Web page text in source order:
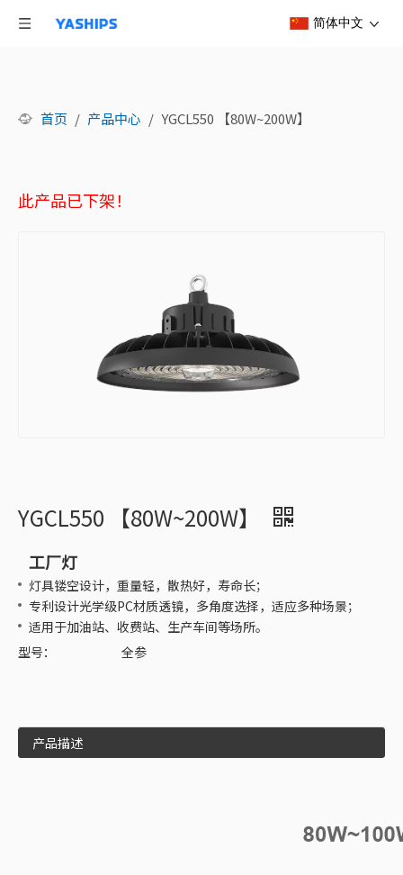
简体中文
首页 / 产品中心 / YGCL550 【80W~200W】
此产品已下架！
YGCL550 【80W~200W】
工厂灯
灯具镂空设计，重量轻，散热好，寿命长；
专利设计光学级PC材质透镜，多角度选择，适应多种场景；
适用于加油站、收费站、生产车间等场所。
型号：
全参
产品描述